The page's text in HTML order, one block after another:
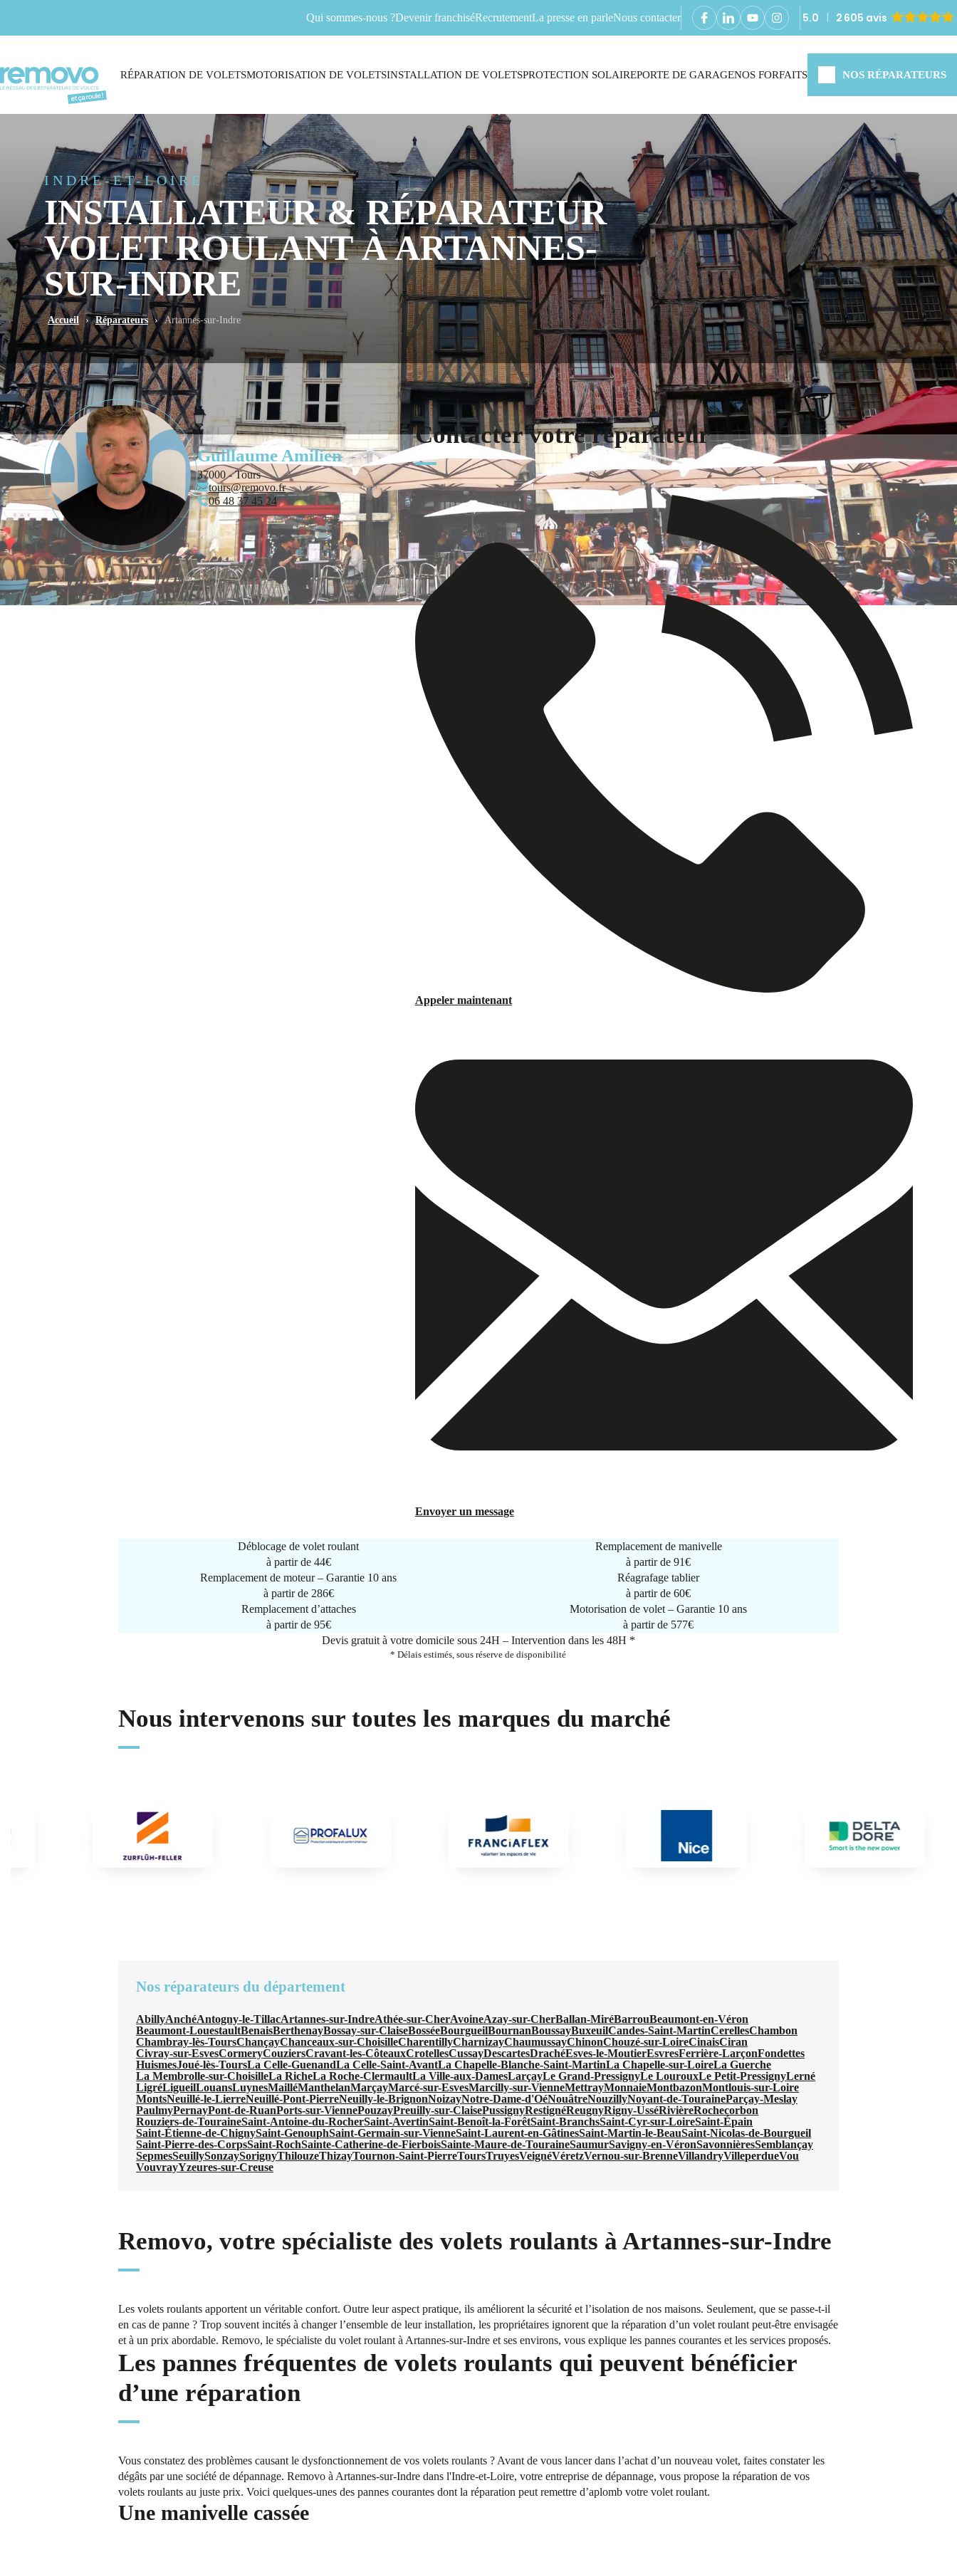
Qui sommes-nous ?Devenir franchiséRecrutementLa presse en parleNous contacter 5.0 2 605 avis
RÉPARATION DE VOLETSMOTORISATION DE VOLETSINSTALLATION DE VOLETSPROTECTION SOLAIREPORTE DE GARAGENOS FORFAITS NOS RÉPARATEURS
INDRE-ET-LOIRE
INSTALLATEUR & RÉPARATEUR
VOLET ROULANT À ARTANNES-
SUR-INDRE
Accueil › Réparateurs › Artannes-sur-Indre
Guillaume Amilien
37000 - Tours
tours@removo.fr
06 48 37 45 24
Contacter votre réparateur
Appeler maintenant
Envoyer un message
Déblocage de volet roulant
à partir de 44€
Remplacement de manivelle
à partir de91€
Remplacement de moteur – Garantie 10 ans
à partir de 286€
Réagrafage tablier
à partir de60€
Remplacement d’attaches
à partir de 95€
Motorisation de volet – Garantie 10 ans
à partir de 577€
Devis gratuit à votre domicile sous 24H – Intervention dans les 48H *
* Délais estimés, sous réserve de disponibilité
Nous intervenons sur toutes les marques du marché
Nos réparateurs du département
AbillyAnchéAntogny-le-TillacArtannes-sur-IndreAthée-sur-CherAvoineAzay-sur-CherBallan-MiréBarrouBeaumont-en-Véron
Beaumont-LouestaultBenaisBerthenayBossay-sur-ClaiseBosséeBourgueilBournanBoussayBuxeuilCandes-Saint-MartinCerellesChambon
Chambray-lès-ToursChançayChanceaux-sur-ChoisilleCharentillyCharnizayChaumussayChinonChouzé-sur-LoireCinaisCiran
Civray-sur-EsvesCormeryCouziersCravant-les-CôteauxCrotellesCussayDescartesDrachéEsves-le-MoutierEsvresFerrière-LarçonFondettes
HuismesJoué-lès-ToursLa Celle-GuenandLa Celle-Saint-AvantLa Chapelle-Blanche-Saint-MartinLa Chapelle-sur-LoireLa Guerche
La Membrolle-sur-ChoisilleLa RicheLa Roche-ClermaultLa Ville-aux-DamesLarçayLe Grand-PressignyLe LourouxLe Petit-PressignyLerné
LigréLigueilLouansLuynesMailléManthelanMarçayMarcé-sur-EsvesMarcilly-sur-VienneMettrayMonnaieMontbazonMontlouis-sur-Loire
MontsNeuillé-le-LierreNeuillé-Pont-PierreNeuilly-le-BrignonNoizayNotre-Dame-d'OéNouâtreNouzillyNoyant-de-TouraineParçay-Meslay
PaulmyPernayPont-de-RuanPorts-sur-ViennePouzayPreuilly-sur-ClaisePussignyRestignéReugnyRigny-UsséRivièreRochecorbon
Rouziers-de-TouraineSaint-Antoine-du-RocherSaint-AvertinSaint-Benoît-la-ForêtSaint-BranchsSaint-Cyr-sur-LoireSaint-Épain
Saint-Étienne-de-ChignySaint-GenouphSaint-Germain-sur-VienneSaint-Laurent-en-GâtinesSaint-Martin-le-BeauSaint-Nicolas-de-Bourgueil
Saint-Pierre-des-CorpsSaint-RochSainte-Catherine-de-FierboisSainte-Maure-de-TouraineSaumurSavigny-en-VéronSavonnièresSemblançay
SepmesSeuillySonzaySorignyThilouzeThizayTournon-Saint-PierreToursTruyesVeignéVéretzVernou-sur-BrenneVillandryVilleperdueVou
VouvrayYzeures-sur-Creuse
Removo, votre spécialiste des volets roulants à Artannes-sur-Indre
Les volets roulants apportent un véritable confort. Outre leur aspect pratique, ils améliorent la sécurité et l’isolation de nos maisons. Seulement, que se passe-t-il
en cas de panne ? Trop souvent incités à changer l’ensemble de leur installation, les propriétaires ignorent que la réparation d’un volet roulant peut-être envisagée
et à un prix abordable. Removo, le spécialiste du volet roulant à Artannes-sur-Indre et ses environs, vous explique les pannes courantes et les services proposés.
Les pannes fréquentes de volets roulants qui peuvent bénéficier
d’une réparation
Vous constatez des problèmes causant le dysfonctionnement de vos volets roulants ? Avant de vous lancer dans l’achat d’un nouveau volet, faites constater les
dégâts par une société de dépannage. Removo à Artannes-sur-Indre dans l'Indre-et-Loire, votre entreprise de dépannage, vous propose la réparation de vos
volets roulants au juste prix. Voici quelques-unes des pannes courantes dont la réparation peut remettre d’aplomb votre volet roulant.
Une manivelle cassée